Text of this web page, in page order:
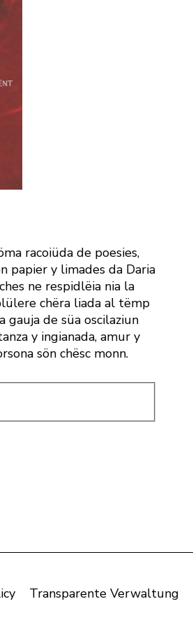
racoiüda de poesies,
papier y limades da Daria
ne respidlëia nia la
chëra liada al tëmp
de süa oscilaziun
y ingianada, amur y
sön chësc monn.
Transparente Verwaltung